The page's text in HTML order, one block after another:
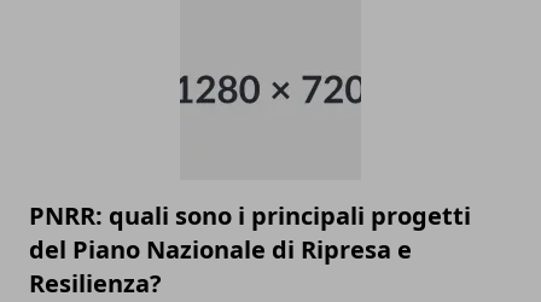
PNRR: quali sono i principali progetti
del Piano Nazionale di Ripresa e
Resilienza?